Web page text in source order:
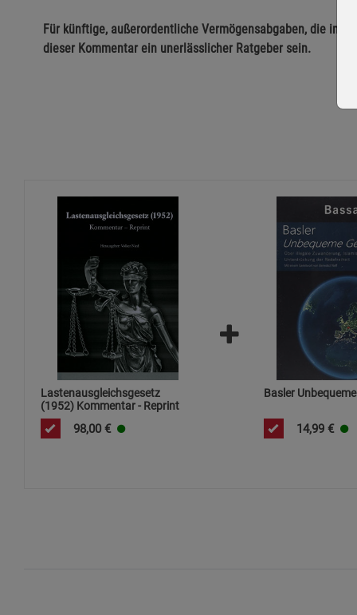
Für künftige, außerordentliche Vermögensabgaben, die im
dieser Kommentar ein unerlässlicher Ratgeber sein.
Lastenausgleichsgesetz
(1952) Kommentar - Reprint
98,00 €
Basler
14,99 €